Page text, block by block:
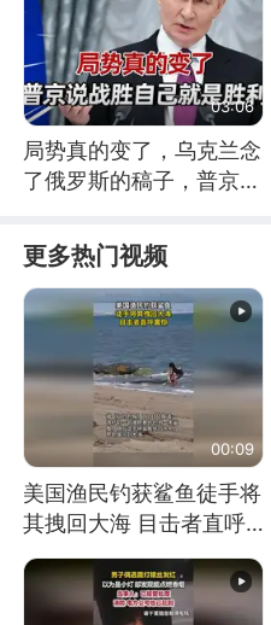
03:06
局势真的变了，乌克兰念
了俄罗斯的稿子，普京说
更多热门视频
00:09
美国渔民钓获鲨鱼徒手将
其拽回大海 目击者直呼
震惊 （视频来源：参考
消息）